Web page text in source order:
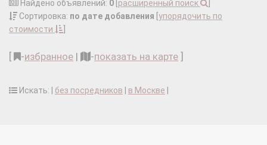
Найдено объявлений: 0 расширенный поиск
Сортировка: по дате добавления упорядочить по
стоимости
-избранное | -показать на карте
Искать: | без посредников в Москве